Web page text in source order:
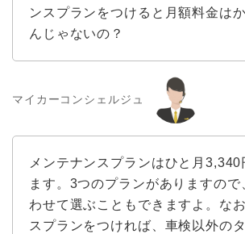
ンスプランをつけると月額料金は
んじゃないの？
マイカーコンシェルジュ
メンテナンスプランはひと月3,340
ます。3つのプランがありますので
わせて選ぶこともできますよ。な
スプランをつければ、車検以外の